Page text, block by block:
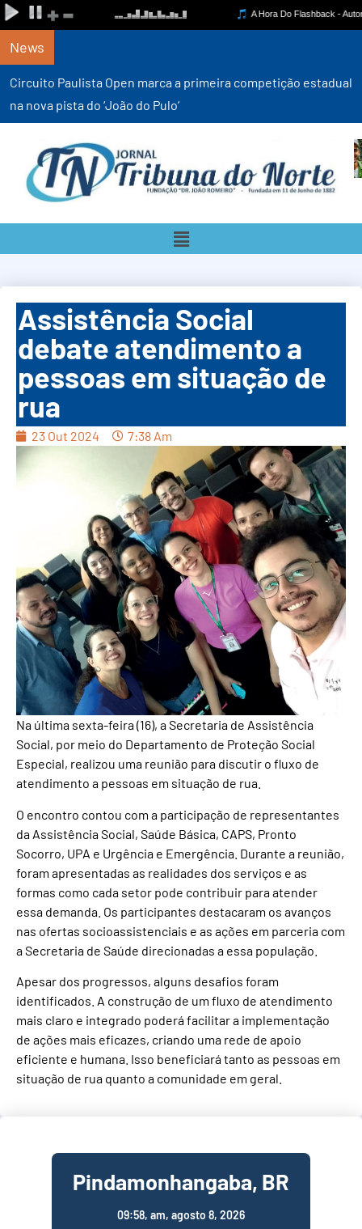
News
Circuito Paulista Open marca a primeira competição estadual
na nova pista do ‘João do Pulo’
Assistência Social
debate atendimento a
pessoas em situação de
rua
23 Out 2024 7:38 Am
Na última sexta-feira (16), a Secretaria de Assistência
Social, por meio do Departamento de Proteção Social
Especial, realizou uma reunião para discutir o fluxo de
atendimento a pessoas em situação de rua.
O encontro contou com a participação de representantes
da Assistência Social, Saúde Básica, CAPS, Pronto
Socorro, UPA e Urgência e Emergência. Durante a reunião,
foram apresentadas as realidades dos serviços e as
formas como cada setor pode contribuir para atender
essa demanda. Os participantes destacaram os avanços
nas ofertas socioassistenciais e as ações em parceria com
a Secretaria de Saúde direcionadas a essa população.
Apesar dos progressos, alguns desafios foram
identificados. A construção de um fluxo de atendimento
mais claro e integrado poderá facilitar a implementação
de ações mais eficazes, criando uma rede de apoio
eficiente e humana. Isso beneficiará tanto as pessoas em
situação de rua quanto a comunidade em geral.
Pindamonhangaba, BR
09:58, am, agosto 8, 2026